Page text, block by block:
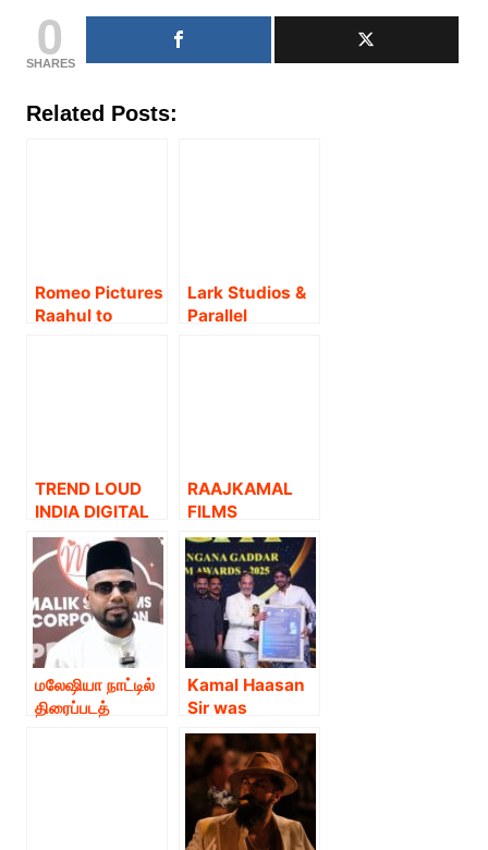
0
SHARES
Related Posts:
Romeo Pictures
Raahul to
Lark Studios &
Parallel
TREND LOUD
INDIA DIGITAL
மற்றும் OPEN
WINDOW
RAAJKAMAL
FILMS
INTERNATIONA
L KAMAL
HAASAN
PRESENTS
ACTOR
SIVAKARTHIKE
YAN IN “SEYON”
!
மலேஷியா நாட்டில்
திரைப்படத்
Kamal Haasan
Sir was
honoured with
the Paidi Jairaj
Film Award at
the Telangana
Gaddar Film
Awards 2025